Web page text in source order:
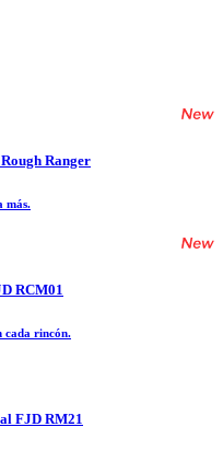
Ranger
más.
RCM01
cada rincón.
FJD RM21